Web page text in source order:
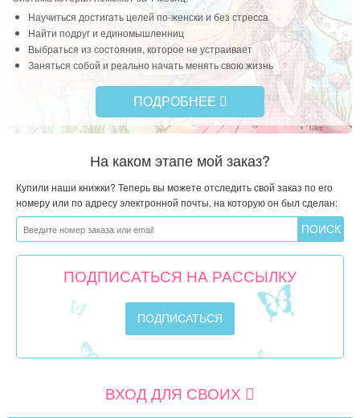
УВЛЕКАТЕЛЬНАЯ ИГРАОТ ОЛЬГИ И АЛЕКСЕЯ ВАЛЯЕВЫХ
Система которая поможет за 1 месяц:
Научиться достигать целей по-женски и без стресса
Найти подруг и единомышленниц
Выбраться из состояния, которое не устраивает
Заняться собой и реально начать менять свою жизнь
ПОДРОБНЕЕ
На каком этапе мой заказ?
Купили наши книжки? Теперь вы можете отследить свой заказ по его
номеру или по адресу электронной почты, на которую он был сделан:
ПОДПИСАТЬСЯ НА РАССЫЛКУ